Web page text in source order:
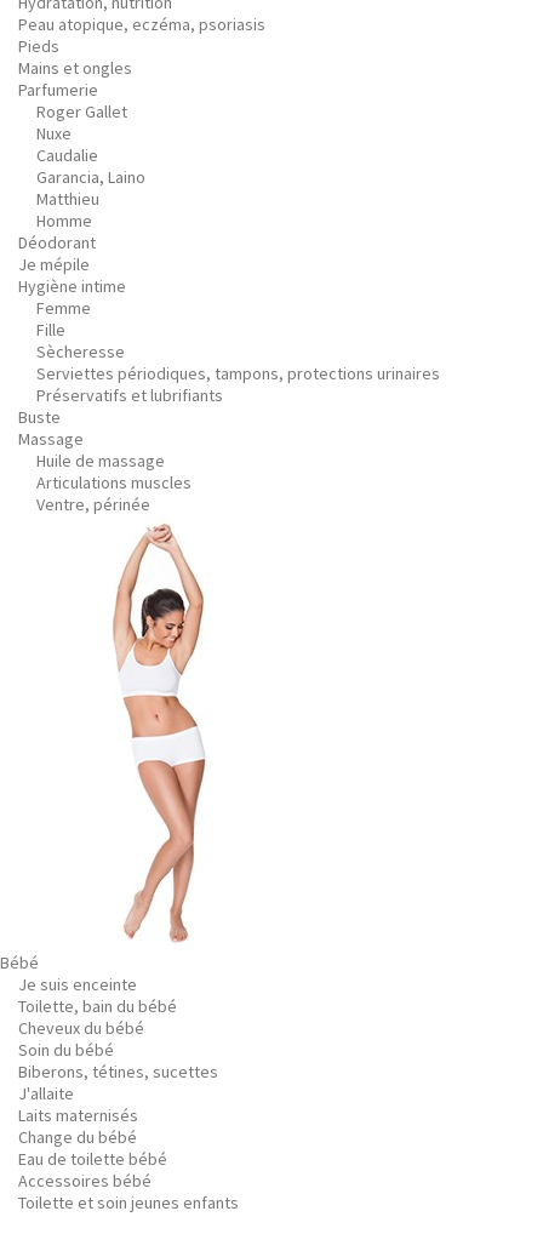
Peau atopique, eczéma, psoriasis
Pieds
Mains et ongles
Parfumerie
Roger Gallet
Nuxe
Caudalie
Garancia, Laino
Matthieu
Homme
Déodorant
Je mépile
Hygiène intime
Femme
Fille
Sècheresse
Serviettes périodiques, tampons, protections urinaires
Préservatifs et lubrifiants
Buste
Massage
Huile de massage
Articulations muscles
Ventre, périnée
Bébé
Je suis enceinte
Toilette, bain du bébé
Cheveux du bébé
Soin du bébé
Biberons, tétines, sucettes
J'allaite
Laits maternisés
Change du bébé
Eau de toilette bébé
Accessoires bébé
Toilette et soin jeunes enfants